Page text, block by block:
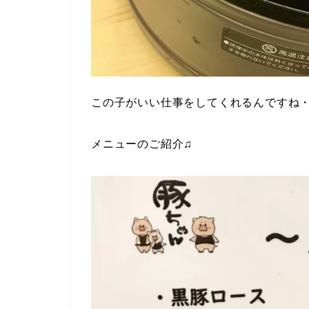
この子がいい仕事をしてくれるんですね
メニューのご紹介♫